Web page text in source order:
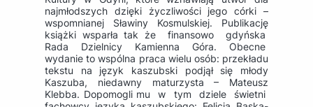
najmłodszych dzięki życzliwości jego córki –
wspomnianej Sławiny Kosmulskiej. Publikację
książki wsparła tak że finansowo gdyńska
Rada Dzielnicy Kamienna Góra. Obecne
wydanie to wspólna praca wielu osób: przekładu
tekstu na język kaszubski podjął się młody
Kaszuba, niedawny maturzysta – Mateusz
Klebba. Dopomogli mu w tym dziele świetni